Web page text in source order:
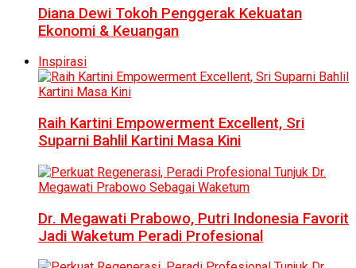
Diana Dewi Tokoh Penggerak Kekuatan
Ekonomi & Keuangan
Inspirasi
Raih Kartini Empowerment Excellent, Sri
Suparni Bahlil Kartini Masa Kini
Dr. Megawati Prabowo, Putri Indonesia Favorit
Jadi Waketum Peradi Profesional